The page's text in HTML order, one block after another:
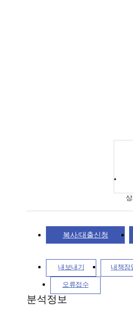
복사/대출신청
내보내기 내책장
오류접수
분석정보